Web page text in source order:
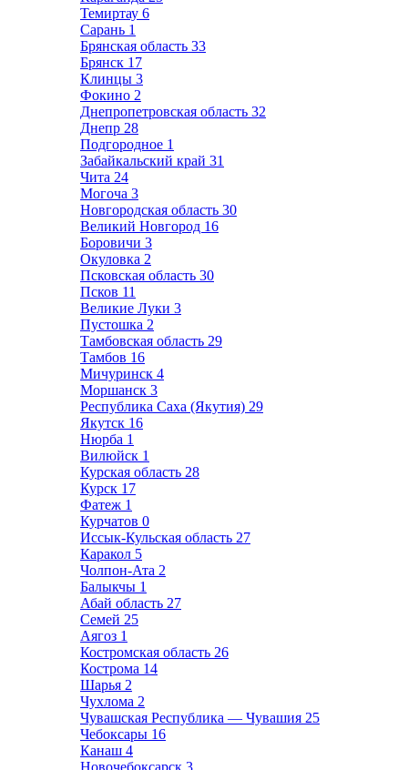
Темиртау 6
Сарань 1
Брянская область 33
Брянск 17
Клинцы 3
Фокино 2
Днепропетровская область 32
Днепр 28
Подгородное 1
Забайкальский край 31
Чита 24
Могоча 3
Новгородская область 30
Великий Новгород 16
Боровичи 3
Окуловка 2
Псковская область 30
Псков 11
Великие Луки 3
Пустошка 2
Тамбовская область 29
Тамбов 16
Мичуринск 4
Моршанск 3
Республика Саха (Якутия) 29
Якутск 16
Нюрба 1
Вилюйск 1
Курская область 28
Курск 17
Фатеж 1
Курчатов 0
Иссык-Кульская область 27
Каракол 5
Чолпон-Ата 2
Балыкчы 1
Абай область 27
Семей 25
Аягоз 1
Костромская область 26
Кострома 14
Шарья 2
Чухлома 2
Чувашская Республика — Чувашия 25
Чебоксары 16
Канаш 4
Новочебоксарск 3